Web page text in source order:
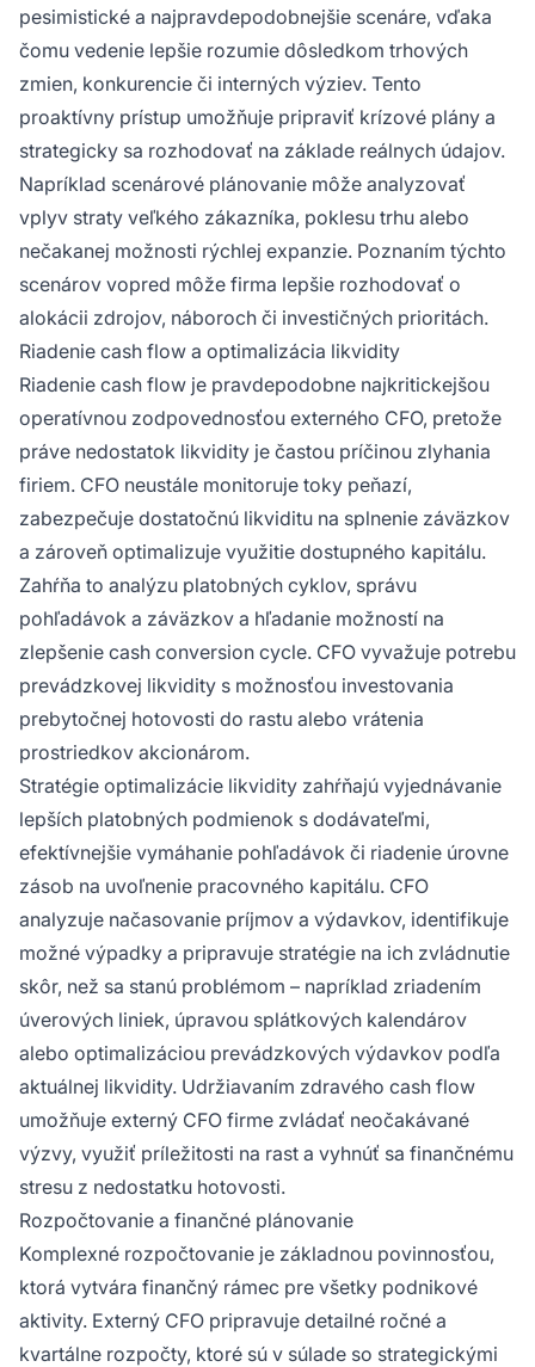
pesimistické a najpravdepodobnejšie scenáre, vďaka
čomu vedenie lepšie rozumie dôsledkom trhových
zmien, konkurencie či interných výziev. Tento
proaktívny prístup umožňuje pripraviť krízové plány a
strategicky sa rozhodovať na základe reálnych údajov.
Napríklad scenárové plánovanie môže analyzovať
vplyv straty veľkého zákazníka, poklesu trhu alebo
nečakanej možnosti rýchlej expanzie. Poznaním týchto
scenárov vopred môže firma lepšie rozhodovať o
alokácii zdrojov, náboroch či investičných prioritách.
Riadenie cash flow a optimalizácia likvidity
Riadenie cash flow je pravdepodobne najkritickejšou
operatívnou zodpovednosťou externého CFO, pretože
práve nedostatok likvidity je častou príčinou zlyhania
firiem. CFO neustále monitoruje toky peňazí,
zabezpečuje dostatočnú likviditu na splnenie záväzkov
a zároveň optimalizuje využitie dostupného kapitálu.
Zahŕňa to analýzu platobných cyklov, správu
pohľadávok a záväzkov a hľadanie možností na
zlepšenie cash conversion cycle. CFO vyvažuje potrebu
prevádzkovej likvidity s možnosťou investovania
prebytočnej hotovosti do rastu alebo vrátenia
prostriedkov akcionárom.
Stratégie optimalizácie likvidity zahŕňajú vyjednávanie
lepších platobných podmienok s dodávateľmi,
efektívnejšie vymáhanie pohľadávok či riadenie úrovne
zásob na uvoľnenie pracovného kapitálu. CFO
analyzuje načasovanie príjmov a výdavkov, identifikuje
možné výpadky a pripravuje stratégie na ich zvládnutie
skôr, než sa stanú problémom – napríklad zriadením
úverových liniek, úpravou splátkových kalendárov
alebo optimalizáciou prevádzkových výdavkov podľa
aktuálnej likvidity. Udržiavaním zdravého cash flow
umožňuje externý CFO firme zvládať neočakávané
výzvy, využiť príležitosti na rast a vyhnúť sa finančnému
stresu z nedostatku hotovosti.
Rozpočtovanie a finančné plánovanie
Komplexné rozpočtovanie je základnou povinnosťou,
ktorá vytvára finančný rámec pre všetky podnikové
aktivity. Externý CFO pripravuje detailné ročné a
kvartálne rozpočty, ktoré sú v súlade so strategickými